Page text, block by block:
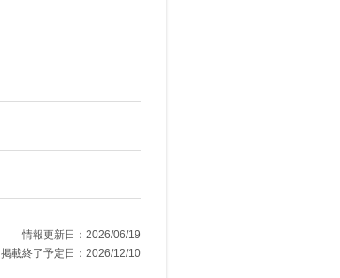
情報更新日：2026/06/19
掲載終了予定日：2026/12/10